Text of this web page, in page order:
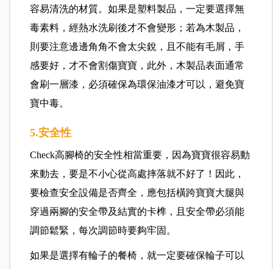
容易清洗的材質。如果是塑料製品，一定要選擇無
毒素料，經熱水洗刷後才不會變形；若為木製品，
則要注意邊邊角角不會太尖銳，且不能有毛屑，手
感要好，才不會割傷寶寶，此外，木製品表面通常
會刷一層漆，必須確保為環保油漆才可以，避免寶
寶中毒。
5.安全性
Check高腳椅的安全性相當重要，因為寶寶很容易動
來動去，要是不小心從高處摔落就不好了！因此，
要檢查安全設備是否齊全，應包括橫跨寶寶大腿與
穿過兩腳的安全帶及結實的卡榫，且安全帶必須能
調節鬆緊，每次調節時要夠牢固。
如果是選擇有輪子的餐椅，就一定要確保輪子可以